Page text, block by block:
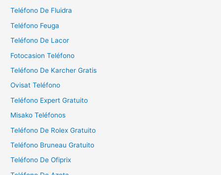
Teléfono De Fluidra
Teléfono Feuga
Teléfono De Lacor
Fotocasion Teléfono
Teléfono De Karcher Gratis
Ovisat Teléfono
Teléfono Expert Gratuito
Misako Teléfonos
Teléfono De Rolex Gratuito
Teléfono Bruneau Gratuito
Teléfono De Ofiprix